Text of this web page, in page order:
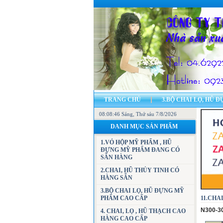
TRANG CHỦ 3.BỘ CHAI LỌ, HŨ
7.CÁC MẪU VỎ HỘP ĐỰNG MỸ PHẨM,
23.BẢN ĐỒ - ĐỊA CHỈ CÔNG TY
08:08:47 Sáng , Thứ sáu 7/8/2026
DANH MỤC SẢN PHẨM
1.VỎ HỘP MỸ PHẨM , HŨ
ĐỰNG MỸ PHẨM ĐANG CÓ
SẴN HÀNG
2.CHAI, HŨ THỦY TINH CÓ
HÀNG SẴN
3.BỘ CHAI LỌ, HŨ ĐỰNG MỸ
PHẨM CAO CẤP
4. CHAI, LỌ , HŨ THẠCH CAO
HÀNG CAO CẤP
N300-